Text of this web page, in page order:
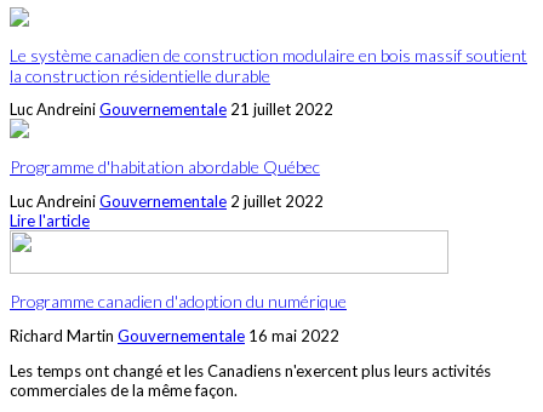
Le système canadien de construction modulaire en bois massif soutient
la construction résidentielle durable
Luc AndreiniGouvernementale 21 juillet 2022
Programme d'habitation abordable Québec
Luc AndreiniGouvernementale 2 juillet 2022
Lire l'article
Programme canadien d'adoption du numérique
Richard Martin Gouvernementale 16 mai 2022
Les temps ont changé et les Canadiens n'exercent plus leurs activités
commerciales de la même façon.